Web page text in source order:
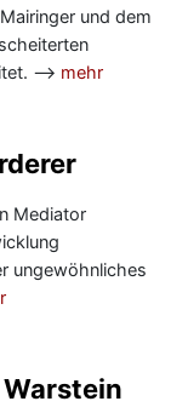
und dem
—> mehr
Mediator
ungewöhnliches